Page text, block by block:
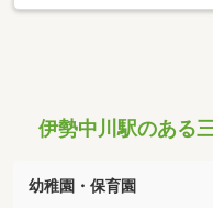
伊勢中川駅のある
幼稚園・保育園